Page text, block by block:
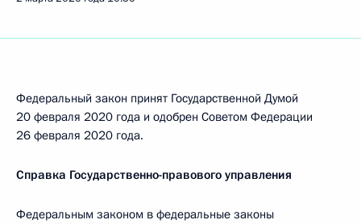
Федеральный закон принят Государственной Думой
20 февраля 2020 года и одобрен Советом Федерации
26 февраля 2020 года.
Справка Государственно-правового управления
Федеральным законом в федеральные законы